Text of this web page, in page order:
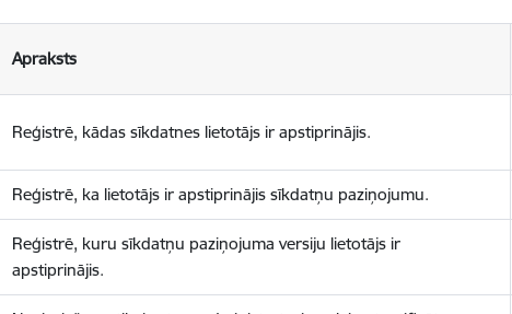
Apraksts
Reģistrē, kādas sīkdatnes lietotājs ir apstiprinājis.
Reģistrē, ka lietotājs ir apstiprinājis sīkdatņu paziņojumu.
Reģistrē, kuru sīkdatņu paziņojuma versiju lietotājs ir
apstiprinājis.